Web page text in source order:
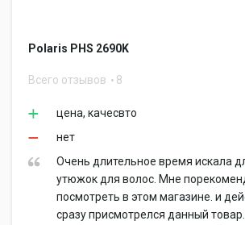
Polaris PHS 2690K
Всего отзывов 8
цена, качесвто
нет
Очень длительное время искала
утюжок для волос. Мне
посмотреть в этом магазине. и
сразу присмотрелся данный